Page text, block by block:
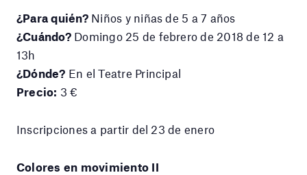
¿Para quién?Niños y niñas de 5 a 7 años
¿Cuándo?Domingo 25 de febrero de 2018 de 12 a
13h
¿Dónde? En el Teatre Principal
Precio: 3 €
Inscripciones a partir del 23 de enero
Colores en movimiento II